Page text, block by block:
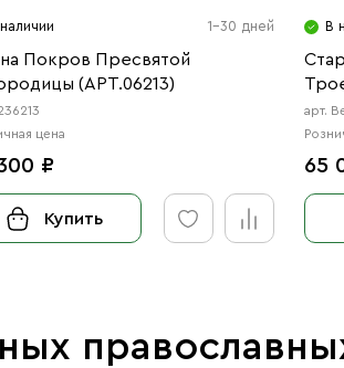
1-30 дней
Покров Пресвятой
(АРТ.06213)
цена
₽
Купить
В
арт.
65